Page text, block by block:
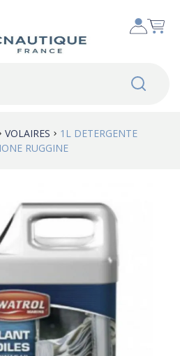
VOLAIRES
1L DETERGENTE
RUGGINE